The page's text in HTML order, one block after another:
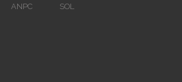
ANPC SOL